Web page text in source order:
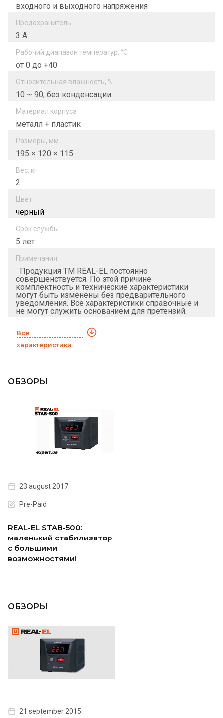
входного и выходного напряжения
Предохранитель
3 А
Рабочий диапазон температур, °C
от 0 до +40
Относительная влажность, %
10 ~ 90, без конденсации
Материал корпуса
металл + пластик
Размеры, мм
195 × 120 × 115
Вес, кг
2
Цвет
чёрный
Срок службы
5 лет
Примечания:
Продукция ТМ REAL-EL постоянно
совершенствуется. По этой причине
комплектность и технические характеристики
могут быть изменены без предварительного
уведомления. Все характеристики справочные и
не могут служить основанием для претензий.
Все
характеристики
ОБЗОРЫ
23 august 2017
Pre-Paid
REAL-EL STAB-500:
маленький стабилизатор
с большими
возможностями!
ОБЗОРЫ
21 september 2015